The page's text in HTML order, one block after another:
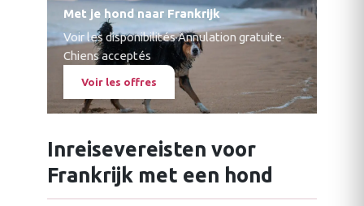
Met je hond naar Frankrijk
Voir les disponibilités·Annulation gratuite·
Chiens acceptés
Voir les offres
Inreisevereisten voor
Frankrijk met een hond